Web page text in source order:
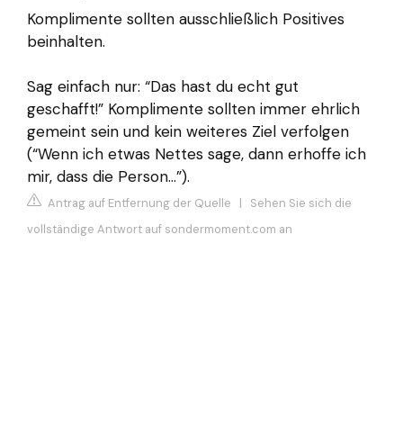
Komplimente sollten ausschließlich Positives
beinhalten.
Sag einfach nur: “Das hast du echt gut
geschafft!” Komplimente sollten immer ehrlich
gemeint sein und kein weiteres Ziel verfolgen
(“Wenn ich etwas Nettes sage, dann erhoffe ich
mir, dass die Person…”).
Antrag auf Entfernung der Quelle | Sehen Sie sich die
vollständige Antwort auf sondermoment.com an